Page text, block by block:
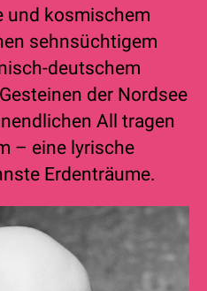
und kosmischem
sehnsüchtigem
deutschem
der Nordsee
All tragen
– eine lyrische
Erdenträume.